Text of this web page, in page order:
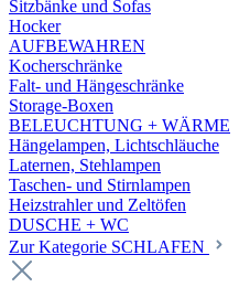
Sitzbänke und Sofas
Hocker
AUFBEWAHREN
Kocherschränke
Falt- und Hängeschränke
Storage-Boxen
BELEUCHTUNG + WÄRME
Hängelampen, Lichtschläuche
Laternen, Stehlampen
Taschen- und Stirnlampen
Heizstrahler und Zeltöfen
DUSCHE + WC
Zur Kategorie SCHLAFEN